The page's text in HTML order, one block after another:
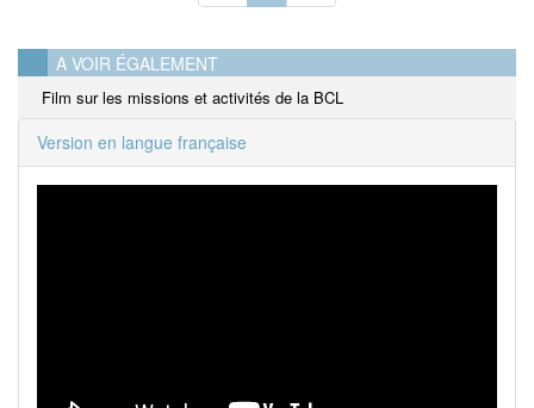
A VOIR ÉGALEMENT
Film sur les missions et activités de la BCL
Version en langue française